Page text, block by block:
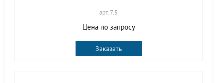
арт. 7.5
Цена по запросу
Заказать